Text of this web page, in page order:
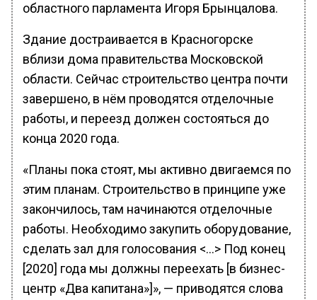
областного парламента Игоря Брынцалова.
Здание достраивается в Красногорске
вблизи дома правительства Московской
области. Сейчас строительство центра почти
завершено, в нём проводятся отделочные
работы, и переезд должен состояться до
конца 2020 года.
«Планы пока стоят, мы активно двигаемся по
этим планам. Строительство в принципе уже
закончилось, там начинаются отделочные
работы. Необходимо закупить оборудование,
сделать зал для голосования <…> Под конец
[2020] года мы должны переехать [в бизнес-
центр «Два капитана»]», — приводятся слова